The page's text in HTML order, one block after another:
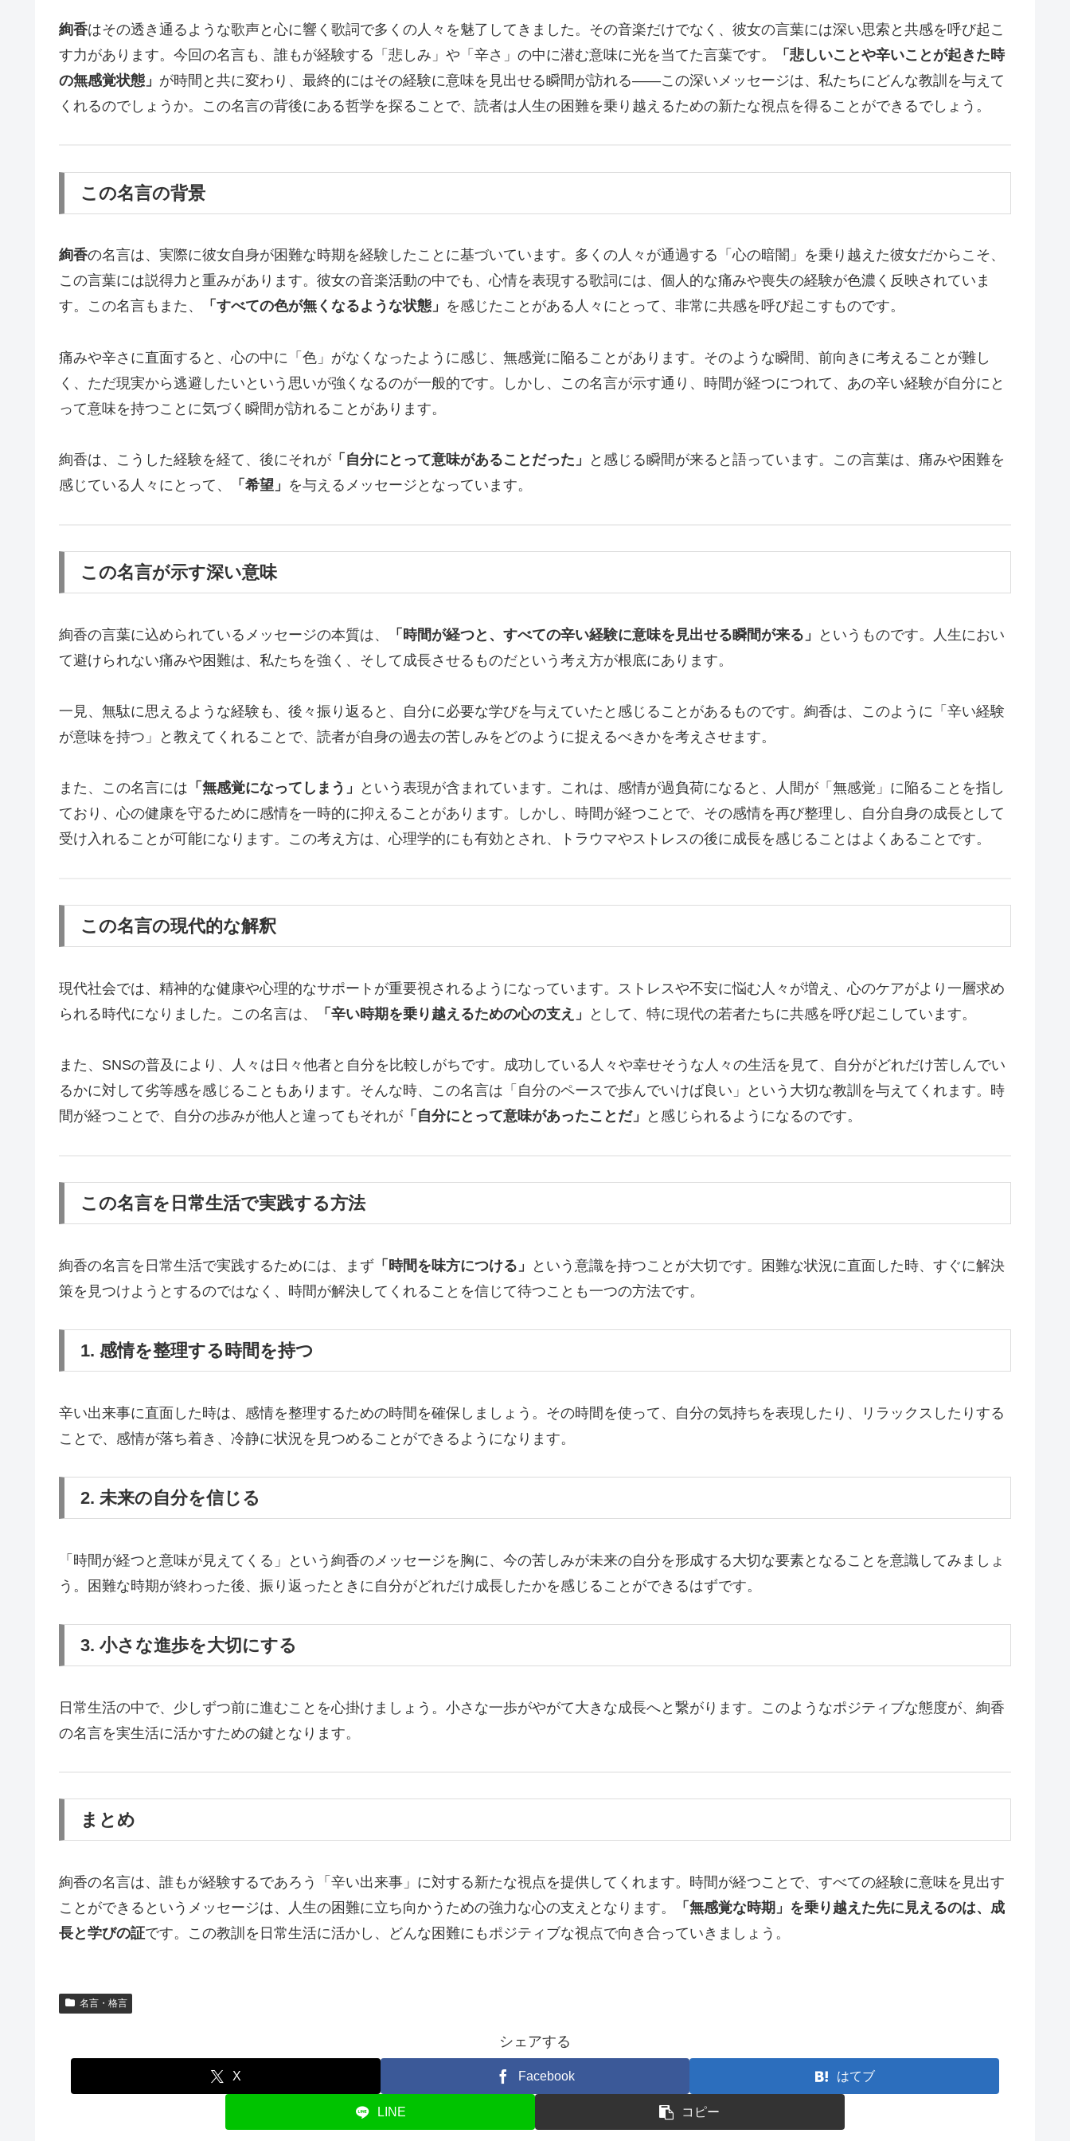
絢香はその透き通るような歌声と心に響く歌詞で多くの人々を魅了してきました。その音楽だけでなく、彼女の言葉には深い思索と共感を呼び起こ
す力があります。今回の名言も、誰もが経験する「悲しみ」や「辛さ」の中に潜む意味に光を当てた言葉です。
「悲しいことや辛いことが起きた時
の無感覚状態」 が時間と共に変わり、最終的にはその経験に意味を見出せる瞬間が訪れる――この深いメッセージは、私たちにどんな教訓を与えて
くれるのでしょうか。この名言の背後にある哲学を探ることで、読者は人生の困難を乗り越えるための新たな視点を得ることができるでしょう。
この名言の背景
絢香の名言は、実際に彼女自身が困難な時期を経験したことに基づいています。多くの人々が通過する「心の暗闇」を乗り越えた彼女だからこそ、
この言葉には説得力と重みがあります。彼女の音楽活動の中でも、心情を表現する歌詞には、個人的な痛みや喪失の経験が色濃く反映されていま
す。この名言もまた、
「すべての色が無くなるような状態」 を感じたことがある人々にとって、非常に共感を呼び起こすものです。
痛みや辛さに直面すると、心の中に「色」がなくなったように感じ、無感覚に陥ることがあります。そのような瞬間、前向きに考えることが難し
く、ただ現実から逃避したいという思いが強くなるのが一般的です。しかし、この名言が示す通り、時間が経つにつれて、あの辛い経験が自分にと
って意味を持つことに気づく瞬間が訪れることがあります。
絢香は、こうした経験を経て、後にそれが 「自分にとって意味があることだった」
と感じる瞬間が来ると語っています。この言葉は、痛みや困難を
感じている人々にとって、
「希望」 を与えるメッセージとなっています。
この名言が示す深い意味
絢香の言葉に込められているメッセージの本質は、 「時間が経つと、すべての辛い経験に意味を見出せる瞬間が来る」
というものです。人生におい
て避けられない痛みや困難は、私たちを強く、そして成長させるものだという考え方が根底にあります。
一見、無駄に思えるような経験も、後々振り返ると、自分に必要な学びを与えていたと感じることがあるものです。絢香は、このように「辛い経験
が意味を持つ」と教えてくれることで、読者が自身の過去の苦しみをどのように捉えるべきかを考えさせます。
また、この名言には 「無感覚になってしまう」
という表現が含まれています。これは、感情が過負荷になると、人間が「無感覚」に陥ることを指し
ており、心の健康を守るために感情を一時的に抑えることがあります。しかし、時間が経つことで、その感情を再び整理し、自分自身の成長として
受け入れることが可能になります。この考え方は、心理学的にも有効とされ、トラウマやストレスの後に成長を感じることはよくあることです。
この名言の現代的な解釈
現代社会では、精神的な健康や心理的なサポートが重要視されるようになっています。ストレスや不安に悩む人々が増え、心のケアがより一層求め
られる時代になりました。この名言は、
「辛い時期を乗り越えるための心の支え」 として、特に現代の若者たちに共感を呼び起こしています。
また、SNSの普及により、人々は日々他者と自分を比較しがちです。成功している人々や幸せそうな人々の生活を見て、自分がどれだけ苦しんでい
るかに対して劣等感を感じることもあります。そんな時、この名言は「自分のペースで歩んでいけば良い」という大切な教訓を与えてくれます。時
間が経つことで、自分の歩みが他人と違ってもそれが 「自分にとって意味があったことだ」 と感じられるようになるのです。
この名言を日常生活で実践する方法
絢香の名言を日常生活で実践するためには、まず 「時間を味方につける」
という意識を持つことが大切です。困難な状況に直面した時、すぐに解決
策を見つけようとするのではなく、時間が解決してくれることを信じて待つことも一つの方法です。
1. 感情を整理する時間を持つ
辛い出来事に直面した時は、感情を整理するための時間を確保しましょう。その時間を使って、自分の気持ちを表現したり、リラックスしたりする
ことで、感情が落ち着き、冷静に状況を見つめることができるようになります。
2. 未来の自分を信じる
「時間が経つと意味が見えてくる」という絢香のメッセージを胸に、今の苦しみが未来の自分を形成する大切な要素となることを意識してみましょ
う。困難な時期が終わった後、振り返ったときに自分がどれだけ成長したかを感じることができるはずです。
3. 小さな進歩を大切にする
日常生活の中で、少しずつ前に進むことを心掛けましょう。小さな一歩がやがて大きな成長へと繋がります。このようなポジティブな態度が、絢香
の名言を実生活に活かすための鍵となります。
まとめ
絢香の名言は、誰もが経験するであろう「辛い出来事」に対する新たな視点を提供してくれます。時間が経つことで、すべての経験に意味を見出す
ことができるというメッセージは、人生の困難に立ち向かうための強力な心の支えとなります。
「無感覚な時期」を乗り越えた先に見えるのは、成
長と学びの証です。この教訓を日常生活に活かし、どんな困難にもポジティブな視点で向き合っていきましょう。
名言・格言
シェアする
X Facebook はてブ
LINE コピー